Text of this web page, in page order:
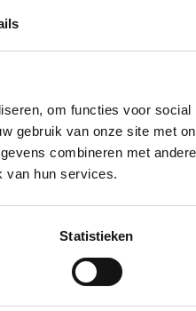
om functies voor
gebruik van onze site met
combineren met
van hun services.
Statistieken